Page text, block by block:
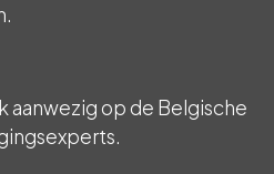
aanwezig op de Belgische